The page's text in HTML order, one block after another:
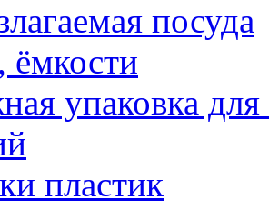
посуда
ёмкости
упаковка
пластик